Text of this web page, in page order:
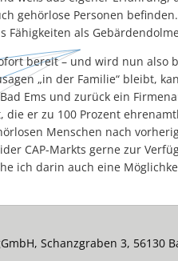
gehörlose Personen
Fähigkeiten als
bereit – und wird nun also
„in der Familie“ bleibt,
Ems und zurück ein
er zu 100 Prozent
Menschen nach
CAP-Markts gerne zur
ich darin auch eine
Schanzgraben 3, 56130